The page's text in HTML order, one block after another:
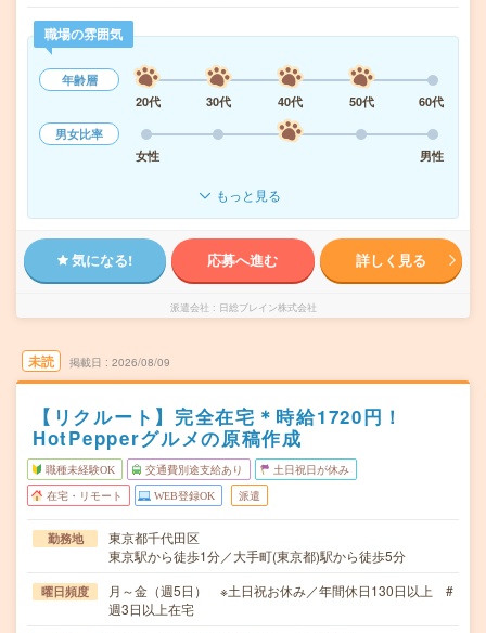
職場の雰囲気
年齢層
20代
30代 40代 50代
60代
男女比率
女性
男性
もっと見る
気になる! 応募へ進む 詳しく見る
派遣会社 日総ブレイン株式会社
未読 掲載日 2026/08/09
【リクルート】完全在宅＊時給1720円！
HotPepperグルメの原稿作成
職種未経験OK 交通費別途支給あり 土日祝日が休み
在宅・リモート WEB登録OK 派遣
勤務地
東京都千代田区
東京駅から徒歩1分／大手町(東京都)駅から徒歩5分
曜日頻度
月～金（週5日） ※土日祝お休み／年間休日130日以上 #
週3日以上在宅